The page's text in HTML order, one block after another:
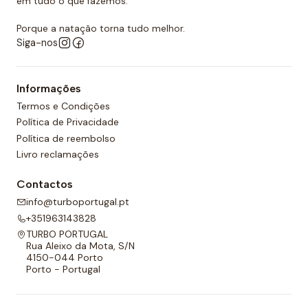
Porque a natação torna tudo melhor.
Siga-nos
Informações
Termos e Condições
Política de Privacidade
Política de reembolso
Livro reclamações
Contactos
info@turboportugal.pt
+351963143828
TURBO PORTUGAL
Rua Aleixo da Mota, S/N
4150-044 Porto
Porto - Portugal